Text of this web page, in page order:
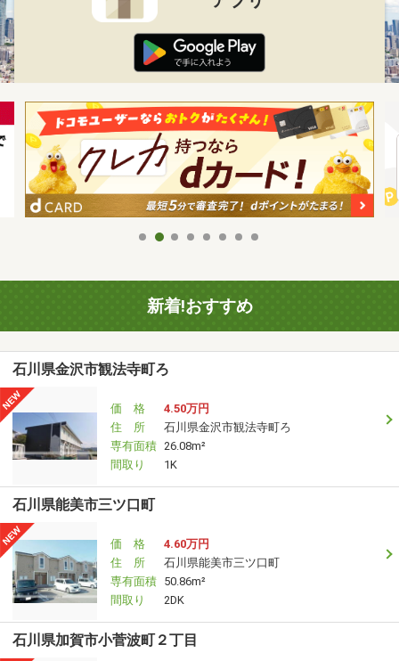
新着!おすすめ
石川県金沢市観法寺町ろ
価 格
4.50万円
住 所
石川県金沢市観法寺町ろ
専有面積 26.08m²
間取り
1K
石川県能美市三ツ口町
価 格
4.60万円
住 所
石川県能美市三ツ口町
専有面積 50.86m²
間取り
2DK
石川県加賀市小菅波町２丁目